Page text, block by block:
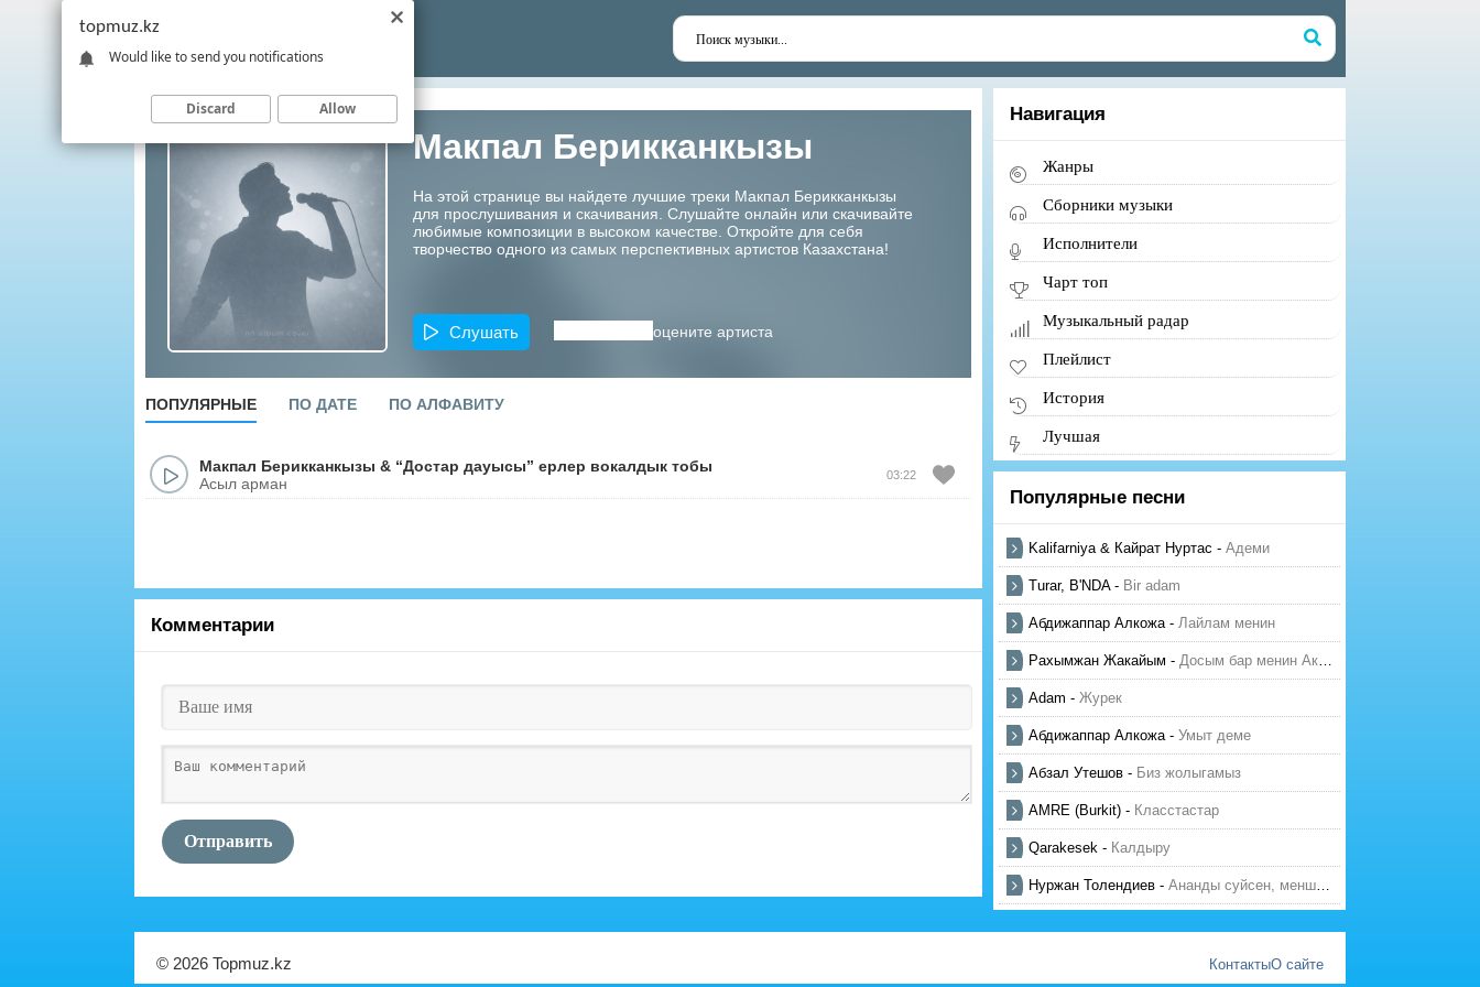
Макпал Берикканкызы
На этой странице вы найдете лучшие треки Макпал Берикканкызы
для прослушивания и скачивания. Слушайте онлайн или скачивайте
любимые композиции в высоком качестве. Откройте для себя
творчество одного из самых перспективных артистов Казахстана!
Слушать оцените артиста
ПОПУЛЯРНЫЕ ПО ДАТЕ ПО АЛФАВИТУ
Макпал Берикканкызы & “Достар дауысы” ерлер вокалдык тобы
Асыл арман
03:22
Комментарии
Отправить
Навигация
Жанры
Сборники музыки
Исполнители
Чарт топ
Музыкальный радар
Плейлист
История
Лучшая
Популярные песни
Kalifarniya & Кайрат Нуртас - Адеми
Turar, B'NDA- Bir adam
Абдижаппар Алкожа- Лайлам менин
Рахымжан Жакайым - Досым бар менин Актауда
Adam - Журек
Абдижаппар Алкожа- Умыт деме
Абзал Утешов - Биз жолыгамыз
AMRE (Burkit) - Класстастар
Qarakesek - Калдыру
Нуржан Толендиев - Ананды суйсен, менше суй
© 2026 Topmuz.kz КонтактыО сайте
topmuz.kz
Would like to send you notifications
Discard Allow